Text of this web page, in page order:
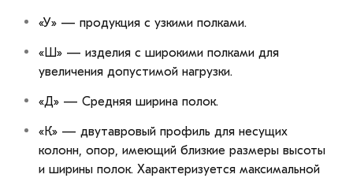
«У» — продукция с узкими полками.
«Ш» — изделия с широкими полками для
увеличения допустимой нагрузки.
«Д» — Средняя ширина полок.
«К» — двутавровый профиль для несущих
колонн, опор, имеющий близкие размеры высоты
и ширины полок. Характеризуется максимальной